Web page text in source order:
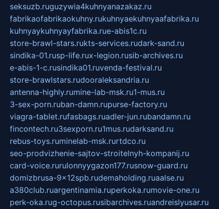
seksuzb.ruguzywia4kuhnyanazakaz.ru
fabrikaofabrikaokuhny.rukuhnyaekuhnyaafabrika.ru
kuhnyaykuhnyayfabrika.rue-abis1c.ru
store-brawl-stars.rukts-services.rudark-sand.ru
sindika-01.rusp-life.rux-legion.rusib-archives.ru
e-abis-1-c.rusindika01.ruvenda-festival.ru
store-brawlstars.rudooraleksandria.ru
antenna-highly.rumine-lab-msk.ru1-mus.ru
3-sex-porn.ruban-damn.rupurse-factory.ru
viagra-tablet.rufasbags.ruadler-jun.rubandamn.ru
fincontech.ru3sexporn.ru1mus.rudarksand.ru
rebus-toys.ruminelab-msk.rurtdco.ru
seo-prodvizhenie-sajtov-stroitelnyh-kompanij.ru
card-voice.rurulonnyygazon177.rusnow-guard.ru
domizbrusa-9x12spb.rudemaholding.ruaalse.ru
a380club.ruargentinamia.ruperkoka.rumovie-one.ru
perk-oka.rug-octopus.rusibarchives.ruandreislyusar.ru